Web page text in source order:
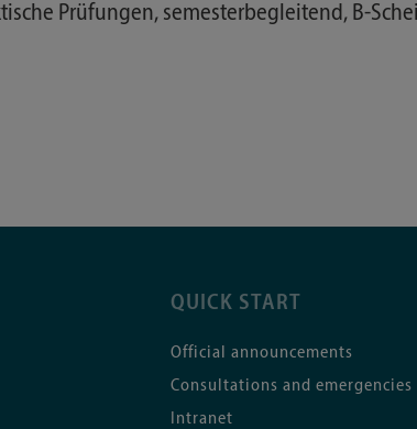
Prüfungen, semesterbegleitend, B-
QUICK START
Official announcements
Consultations and emergencies
Intranet